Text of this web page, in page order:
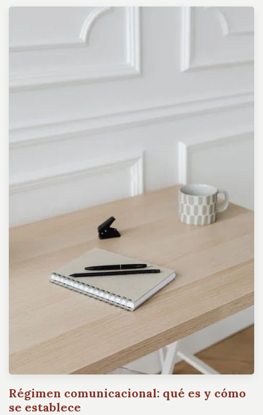
Régimen comunicacional: qué es y cómo
se establece